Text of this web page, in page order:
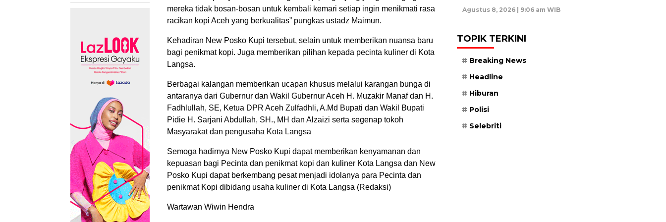
mereka tidak bosan-bosan untuk kembali kemari setiap ingin menikmati rasa
racikan kopi Aceh yang berkualitas” pungkas ustadz Maimun.
Kehadiran New Posko Kupi tersebut, selain untuk memberikan nuansa baru
bagi penikmat kopi. Juga memberikan pilihan kepada pecinta kuliner di Kota
Langsa.
Berbagai kalangan memberikan ucapan khusus melalui karangan bunga di
antaranya dari Gubernur dan Wakil Gubernur Aceh H. Muzakir Manaf dan H.
Fadhlullah, SE, Ketua DPR Aceh Zulfadhli, A.Md Bupati dan Wakil Bupati
Pidie H. Sarjani Abdullah, SH., MH dan Alzaizi serta segenap tokoh
Masyarakat dan pengusaha Kota Langsa
Semoga hadirnya New Posko Kupi dapat memberikan kenyamanan dan
kepuasan bagi Pecinta dan penikmat kopi dan kuliner Kota Langsa dan New
Posko Kupi dapat berkembang pesat menjadi idolanya para Pecinta dan
penikmat Kopi dibidang usaha kuliner di Kota Langsa (Redaksi)
Wartawan Wiwin Hendra
Agustus 8, 2026 | 9:06 am WIB
TOPIK TERKINI
Breaking News
Headline
Hiburan
Polisi
Selebriti